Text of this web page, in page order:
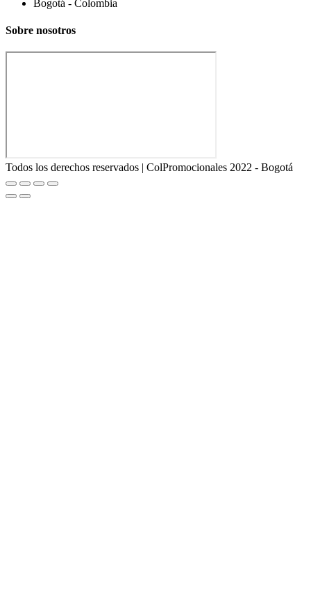
Bogotá - Colombia
Sobre nosotros
Todos los derechos reservados | ColPromocionales 2022 - Bogotá